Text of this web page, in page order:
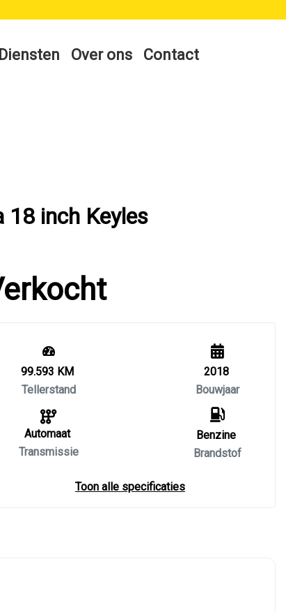
Diensten Over ons Contact
18 inch Keyles
99.593 KM
Tellerstand
Automaat
Transmissie
2018
Bouwjaar
Benzine
Brandstof
Toon alle specificaties